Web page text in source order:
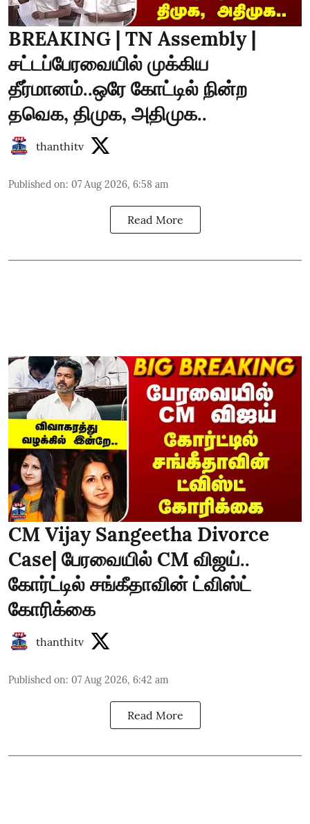
BREAKING | TN Assembly |
சட்டப்பேரவையில் முக்கிய
தீர்மானம்..ஒரே கோட்டில் நின்ற
தவெக, திமுக, அதிமுக..
thanthitv
Published on: 07 Aug 2026, 6:58 am
Read More
CM Vijay Sangeetha Divorce
Case| பேரவையில் CM விஜய்..
கோர்ட்டில் சங்கீதாவின் ட்விஸ்ட்
கோரிக்கை
thanthitv
Published on: 07 Aug 2026, 6:42 am
Read More